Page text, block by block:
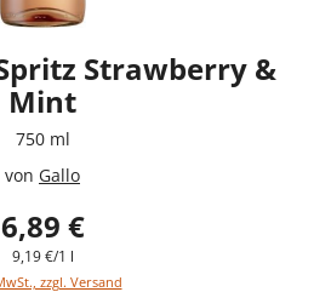
Strawberry &
Mint
750 ml
von Gallo
6,89 €
9,19 €/1 l
zzgl. Versand